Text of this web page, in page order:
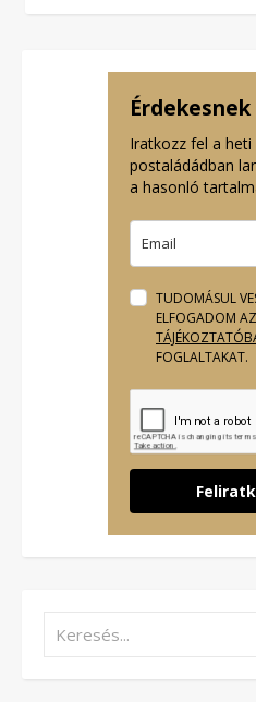
Iratkozz fel a heti
postaládádban
a hasonló
TUDOMÁSUL
ELFOGADOM AZ
FOGLALTAKAT.